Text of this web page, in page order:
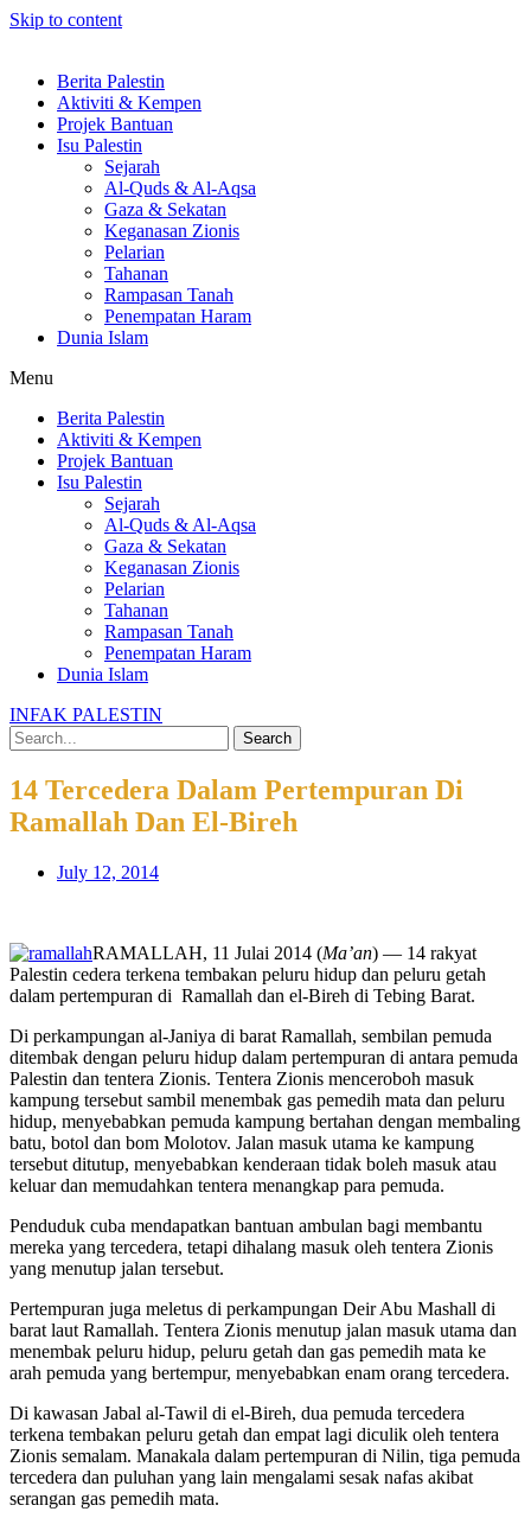
Skip to content
Berita Palestin
Aktiviti & Kempen
Projek Bantuan
Isu Palestin
Sejarah
Al-Quds & Al-Aqsa
Gaza & Sekatan
Keganasan Zionis
Pelarian
Tahanan
Rampasan Tanah
Penempatan Haram
Dunia Islam
Menu
Berita Palestin
Aktiviti & Kempen
Projek Bantuan
Isu Palestin
Sejarah
Al-Quds & Al-Aqsa
Gaza & Sekatan
Keganasan Zionis
Pelarian
Tahanan
Rampasan Tanah
Penempatan Haram
Dunia Islam
INFAK PALESTIN
Search
14 Tercedera Dalam Pertempuran Di
Ramallah Dan El-Bireh
July 12, 2014
RAMALLAH, 11 Julai 2014 (Ma’an) — 14 rakyat
Palestin cedera terkena tembakan peluru hidup dan peluru getah
dalam pertempuran di Ramallah dan el-Bireh di Tebing Barat.
Di perkampungan al-Janiya di barat Ramallah, sembilan pemuda
ditembak dengan peluru hidup dalam pertempuran di antara pemuda
Palestin dan tentera Zionis. Tentera Zionis menceroboh masuk
kampung tersebut sambil menembak gas pemedih mata dan peluru
hidup, menyebabkan pemuda kampung bertahan dengan membaling
batu, botol dan bom Molotov. Jalan masuk utama ke kampung
tersebut ditutup, menyebabkan kenderaan tidak boleh masuk atau
keluar dan memudahkan tentera menangkap para pemuda.
Penduduk cuba mendapatkan bantuan ambulan bagi membantu
mereka yang tercedera, tetapi dihalang masuk oleh tentera Zionis
yang menutup jalan tersebut.
Pertempuran juga meletus di perkampungan Deir Abu Mashall di
barat laut Ramallah. Tentera Zionis menutup jalan masuk utama dan
menembak peluru hidup, peluru getah dan gas pemedih mata ke
arah pemuda yang bertempur, menyebabkan enam orang tercedera.
Di kawasan Jabal al-Tawil di el-Bireh, dua pemuda tercedera
terkena tembakan peluru getah dan empat lagi diculik oleh tentera
Zionis semalam. Manakala dalam pertempuran di Nilin, tiga pemuda
tercedera dan puluhan yang lain mengalami sesak nafas akibat
serangan gas pemedih mata.